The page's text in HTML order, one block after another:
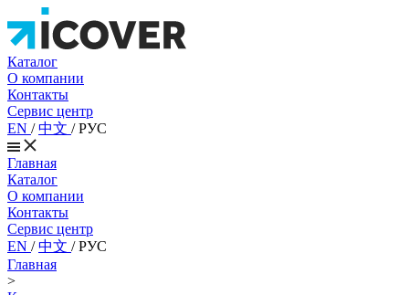
Каталог
О компании
Контакты
Сервис центр
EN /中文 /РУС
Главная
Каталог
О компании
Контакты
Сервис центр
EN /中文 /РУС
Главная
>